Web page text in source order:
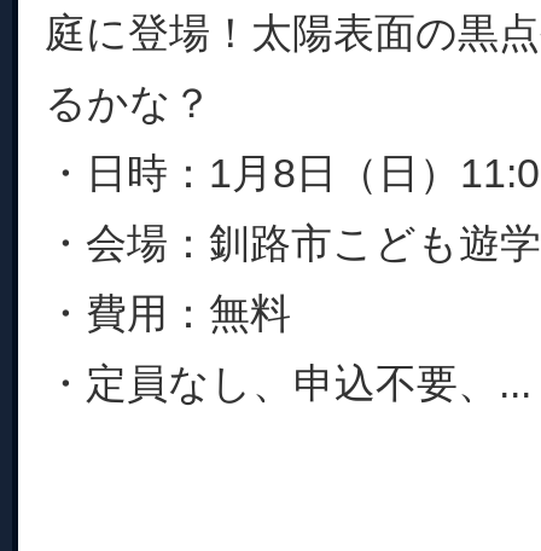
庭に登場！太陽表面の黒
るかな？
・日時：1月8日（日）
・会場：釧路市こども遊
・費用：無料
・定員なし、申込不要、...